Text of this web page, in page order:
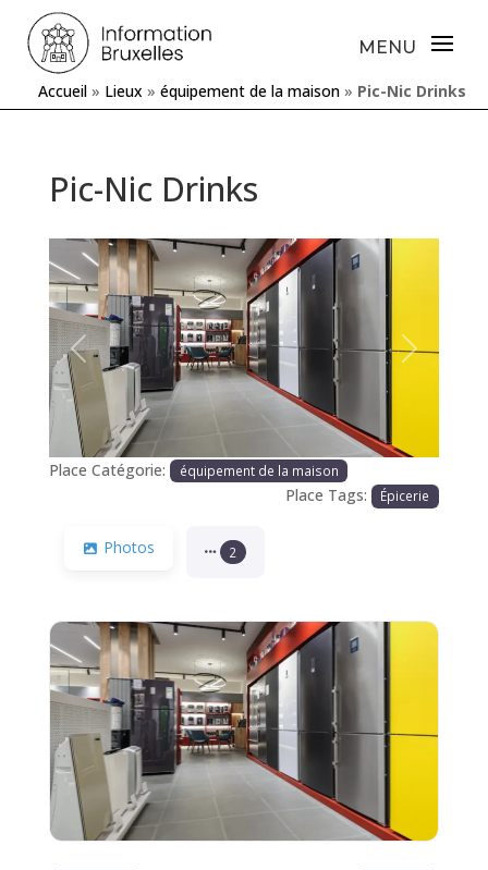
Accueil » Lieux » équipement de la maison » Pic-Nic Drinks
Pic-Nic Drinks
Précédente Prochaine
Place Catégorie: équipement de la maison
Place Tags: Épicerie
Photos 2